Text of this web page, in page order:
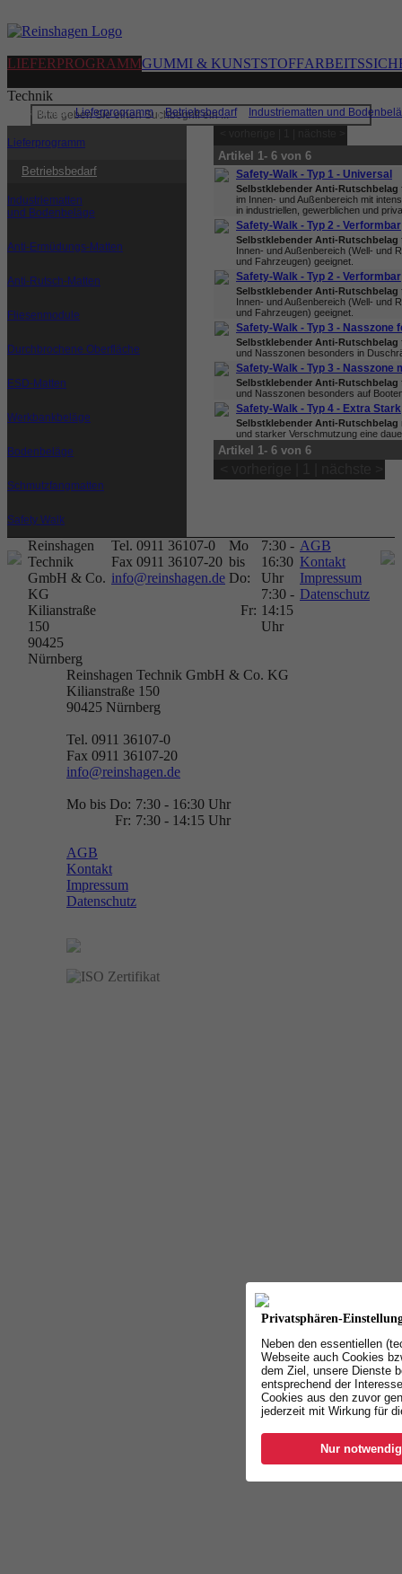
Privatsphären-
Neben den essentiellen
Webseite auch Cookies
dem Ziel, unsere Dienste
entsprechend der
Cookies aus den zuvor
jederzeit mit Wirkung für
Nur
LIEFERPROGRAMMGUMMI & KUNSTSTOFF
Technik
Sie sind hier: Lieferprogramm | Betriebsbedarf Industriematten und
Lieferprogramm
Betriebsbedarf
Industriematten
und Bodenbeläge
Anti-Ermüdungs-Matten
Anti-Rutsch-Matten
Fliesenmodule
Durchbrochene Oberfläche
ESD-Matten
Werkbankbeläge
Bodenbeläge
Schmutzfangmatten
Safety Walk
Artikel 1- 6 von 6
Safety-Walk - Typ 1 - Universal
Selbstklebender Anti-Rutschbelag
im Innen- und Außenbereich mit
in industriellen, gewerblichen und
Safety-Walk - Typ 2 - Verformbar
Selbstklebender Anti-Rutschbelag
Innen- und Außenbereich (Well- und
und Fahrzeugen) geeignet.
Safety-Walk - Typ 2 - Verformbar
Selbstklebender Anti-Rutschbelag
Innen- und Außenbereich (Well- und
und Fahrzeugen) geeignet.
Safety-Walk - Typ 3 - Nasszone
Selbstklebender Anti-Rutschbelag
und Nasszonen besonders in
Safety-Walk - Typ 3 - Nasszone
Selbstklebender Anti-Rutschbelag
und Nasszonen besonders auf
Safety-Walk - Typ 4 - Extra Stark
Selbstklebender Anti-Rutschbelag
und starker Verschmutzung eine
Artikel 1- 6 von 6
Reinshagen
Technik
GmbH & Co.
KG
Kilianstraße
150
90425
Nürnberg
Tel. 0911 36107-0
Fax 0911 36107-20
info@reinshagen.de
Mo
bis
Do:
7:30 -
16:30
Uhr
Fr:
7:30 -
14:15
Uhr
AGB
Kontakt
Impressum
Datenschutz
Reinshagen Technik GmbH & Co. KG
Kilianstraße 150
90425 Nürnberg
Tel. 0911 36107-0
Fax 0911 36107-20
info@reinshagen.de
Mo bis Do: 7:30 - 16:30 Uhr
Fr: 7:30 - 14:15 Uhr
AGB
Kontakt
Impressum
Datenschutz